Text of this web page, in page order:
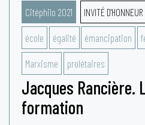
Citéphilo 2021 INVITÉ D'HONNEUR
école égalité émancipation
Marxisme prolétaires
Jacques Rancière.
formation